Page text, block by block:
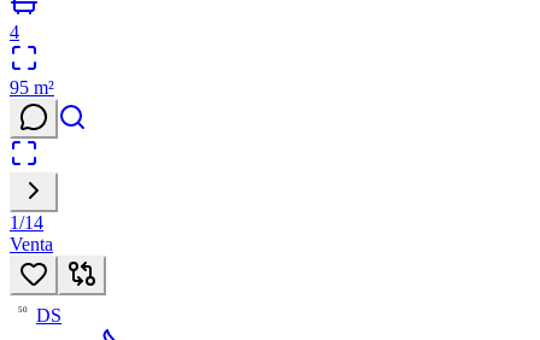
4
95 m²
1/14
Venta
50
DS